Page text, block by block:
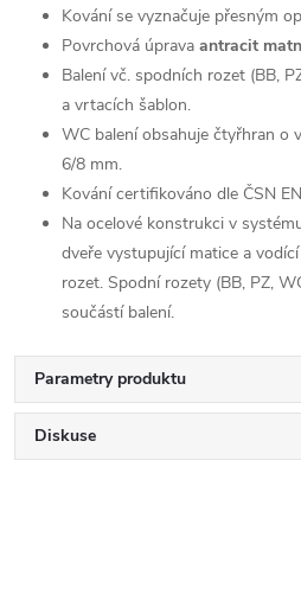
Kování se vyznačuje přesným
Povrchová úprava antracit
Balení vč. spodních rozet (BB,
a vrtacích šablon.
WC balení obsahuje čtyřhran o
6/8 mm.
Kování certifikováno dle ČSN
Na ocelové konstrukci v
dveře vystupující matice a
rozet. Spodní rozety (BB, PZ,
součástí balení.
Parametry produktu
Diskuse